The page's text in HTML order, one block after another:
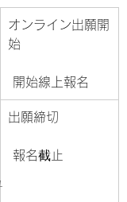
オンライン出願開
始
開始線上報名
出願締切
報名截止